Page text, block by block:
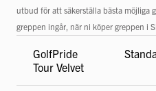
utbud för att säkerställa bästa möjliga
greppen ingår, när ni köper greppen i
GolfPride
Tour Velvet